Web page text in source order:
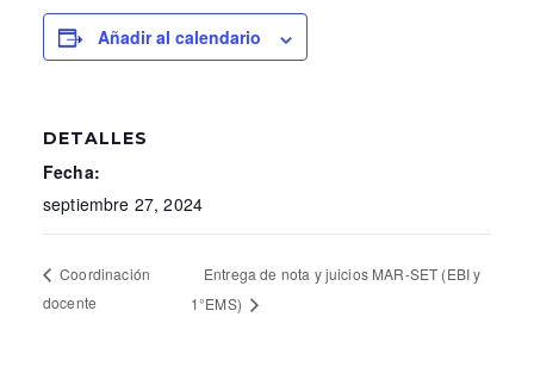
Añadir al calendario
DETALLES
Fecha:
septiembre 27, 2024
Coordinación
docente
Entrega de nota y juicios MAR-SET (EBI y
1°EMS)